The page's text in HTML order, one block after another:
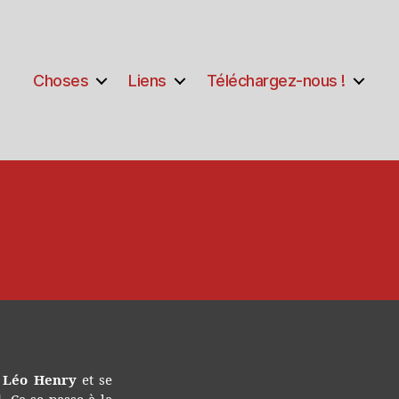
Choses Liens Téléchargez-nous !
Léo Henryet se